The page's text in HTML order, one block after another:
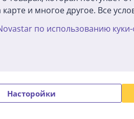
и многое другое. Все
по использованию
Насторойки
DualZone XL 9,5 л, 2470